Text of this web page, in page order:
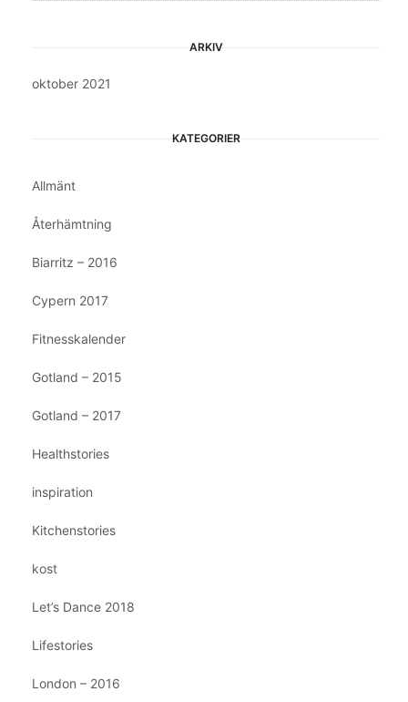
ARKIV
oktober 2021
KATEGORIER
Allmänt
Återhämtning
Biarritz – 2016
Cypern 2017
Fitnesskalender
Gotland – 2015
Gotland – 2017
Healthstories
inspiration
Kitchenstories
kost
Let’s Dance 2018
Lifestories
London – 2016